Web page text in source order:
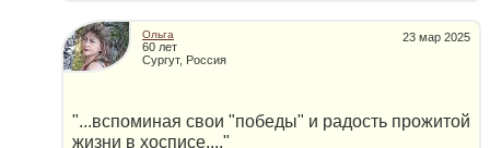
23 мар 2025
Ольга
60 лет
Сургут, Россия
"...вспоминая свои "победы" и радость прожитой
жизни в хосписе...."